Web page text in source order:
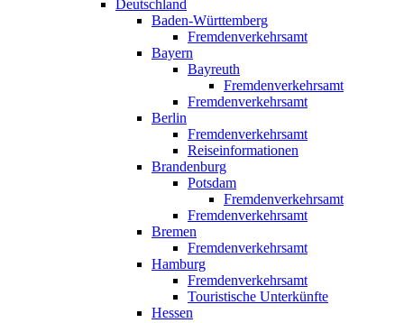
Deutschland
Baden-Württemberg
Fremdenverkehrsamt
Bayern
Bayreuth
Fremdenverkehrsamt
Fremdenverkehrsamt
Berlin
Fremdenverkehrsamt
Reiseinformationen
Brandenburg
Potsdam
Fremdenverkehrsamt
Fremdenverkehrsamt
Bremen
Fremdenverkehrsamt
Hamburg
Fremdenverkehrsamt
Touristische Unterkünfte
Hessen